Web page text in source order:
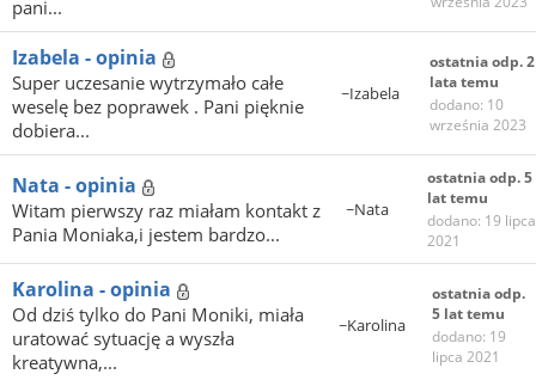
pani...
Izabela - opinia
Super uczesanie wytrzymało całe
weselę bez poprawek . Pani pięknie
dobiera...
~Izabela
ostatnia odp. 2
lata temu
dodano: 10
września 2023
Nata - opinia
Witam pierwszy raz miałam kontakt z
Pania Moniaka,i jestem bardzo...
~Nata
ostatnia odp. 5
lat temu
dodano: 19 lipca
2021
Karolina - opinia
Od dziś tylko do Pani Moniki, miała
uratować sytuację a wyszła
kreatywna,...
~Karolina
ostatnia odp.
5 lat temu
dodano: 19
lipca 2021